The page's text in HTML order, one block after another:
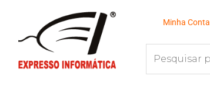
conteúdo
Minha Conta
por: